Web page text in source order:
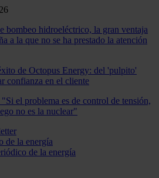
bombeo hidroeléctrico, la gran ventaja
a la que no se ha prestado la atención
de Octopus Energy: del 'pulpito'
confianza en el cliente
el problema es de control de tensión,
no es la nuclear"